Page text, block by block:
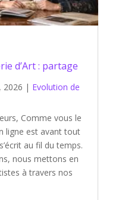
d’Art : partage
2026 | Evolution de
Comme vous le
ligne est avant tout
au fil du temps.
nous mettons en
à travers nos